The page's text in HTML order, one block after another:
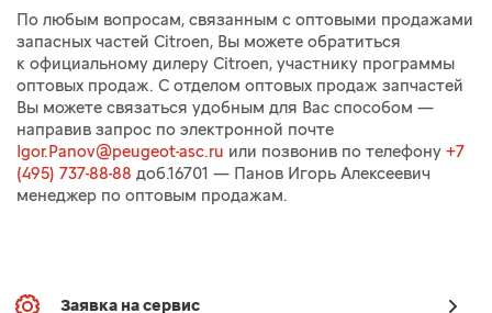
По любым вопросам, связанным с оптовыми продажами
запасных частей Citroen, Вы можете обратиться
к официальному дилеру Citroen, участнику программы
оптовых продаж. С отделом оптовых продаж запчастей
Вы можете связаться удобным для Вас способом —
направив запрос по электронной почте
Igor.Panov@peugeot-asc.ru или позвонив по телефону +7
(495) 737-88-88 доб.16701 — Панов Игорь Алексеевич
менеджер по оптовым продажам.
Заявка на сервис